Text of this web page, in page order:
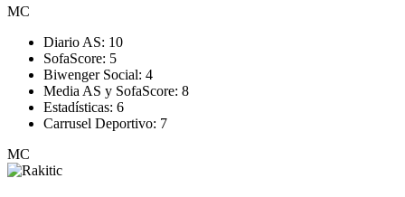
MC
Diario AS: 10
SofaScore: 5
Biwenger Social: 4
Media AS y SofaScore: 8
Estadísticas: 6
Carrusel Deportivo: 7
MC